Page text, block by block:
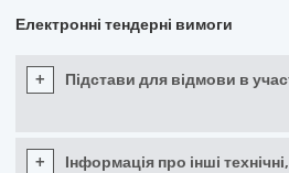
Електронні тендерні вимоги
+ Підстави для відмови в
+
Інформація про інші технічні,